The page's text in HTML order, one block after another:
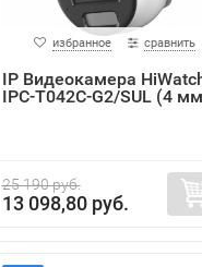
избранное сравнить
IP Видеокамера
IPC-T042C-G2/SUL (4
25 190 руб.
13 098,80 руб.